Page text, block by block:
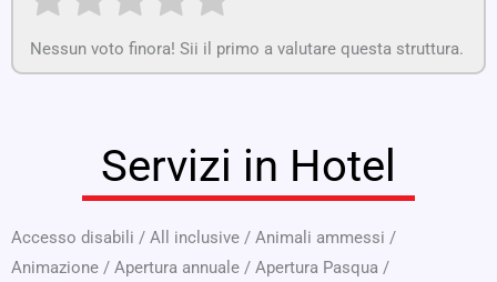
Nessun voto finora! Sii il primo a valutare questa struttura.
Servizi in Hotel
Accesso disabili / All inclusive / Animali ammessi /
Animazione / Apertura annuale / Apertura Pasqua /